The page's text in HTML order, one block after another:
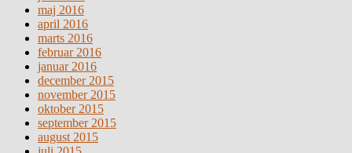
maj 2016
april 2016
marts 2016
februar 2016
januar 2016
december 2015
november 2015
oktober 2015
september 2015
august 2015